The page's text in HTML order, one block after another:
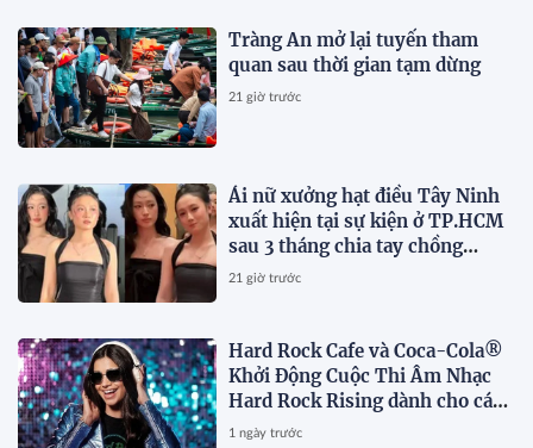
Tràng An mở lại tuyến tham
quan sau thời gian tạm dừng
21 giờ trước
Ái nữ xưởng hạt điều Tây Ninh
xuất hiện tại sự kiện ở TP.HCM
sau 3 tháng chia tay chồng
Campuchia
21 giờ trước
Hard Rock Cafe và Coca-Cola®
Khởi Động Cuộc Thi Âm Nhạc
Hard Rock Rising dành cho các
Nghệ Sĩ Trẻ Triển Vọng
1 ngày trước